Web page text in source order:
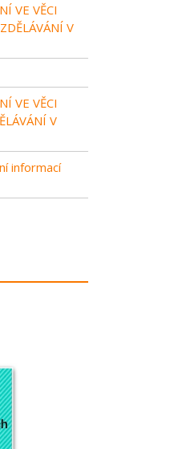
VE VĚCI
V
VE VĚCI
V
informací